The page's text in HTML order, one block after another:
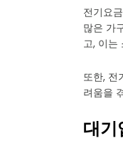
전기요
많은 가
고, 이는
또한, 전
려움을
대기